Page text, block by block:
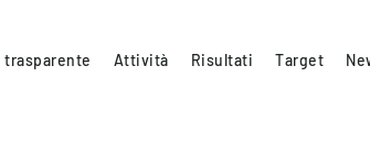
trasparente Attività Risultati Target